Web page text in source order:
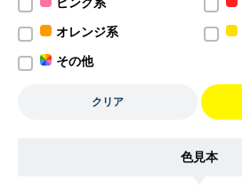
オレンジ系
その他
クリア
色見本